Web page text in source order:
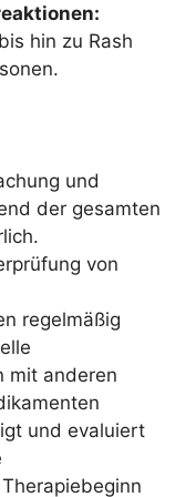
hin zu Rash
und
der gesamten
von
regelmäßig
mit anderen
und evaluiert